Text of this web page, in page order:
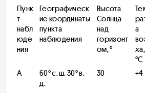
Пунк
т
набл
юде
ния
Географическ
ие координаты
пункта
наблюдения
Высота
Солнца
над
горизонт
ом, °
а
ха,
°С
А
​60° с. ш. 30° в.
д.
30 +4